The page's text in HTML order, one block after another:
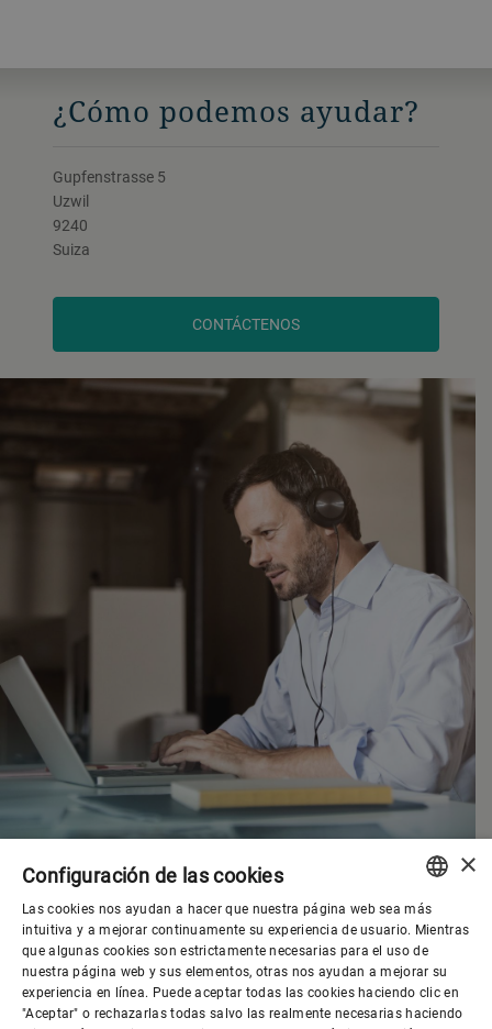
¿Cómo podemos ayudar?
Gupfenstrasse 5
Uzwil
9240
Suiza
CONTÁCTENOS
Gobierno corporativo
ENGLISH
SPANISH
GERMAN
×
Configuración de las cookies
Las cookies nos ayudan a hacer que nuestra página web sea más
intuitiva y a mejorar continuamente su experiencia de usuario. Mientras
que algunas cookies son estrictamente necesarias para el uso de
nuestra página web y sus elementos, otras nos ayudan a mejorar su
experiencia en línea. Puede aceptar todas las cookies haciendo clic en
"Aceptar" o rechazarlas todas salvo las realmente necesarias haciendo